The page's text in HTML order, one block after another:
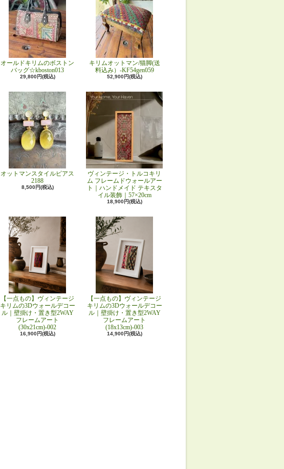
オールドキリムのボストン
バッグ☆kboston013
29,800円(税込)
キリムオットマン/猫脚(送
料込み）-KF54gen059
52,900円(税込)
オットマンスタイルピアス
2188
8,500円(税込)
ヴィンテージ・トルコキリ
ム フレームドウォールアー
ト｜ハンドメイド テキスタ
イル装飾｜57×20cm
18,900円(税込)
【一点もの】ヴィンテージ
キリムの3Dウォールデコー
ル｜壁掛け・置き型2WAY
フレームアート
(30x21cm)-002
16,900円(税込)
【一点もの】ヴィンテージ
キリムの3Dウォールデコー
ル｜壁掛け・置き型2WAY
フレームアート
(18x13cm)-003
14,900円(税込)